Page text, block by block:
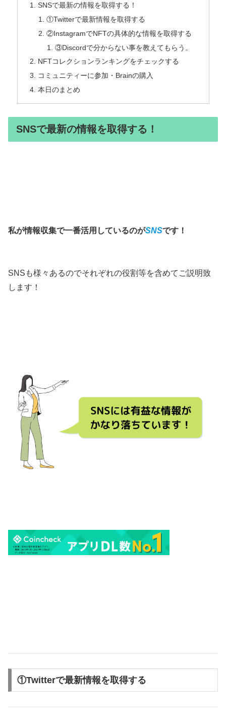
SNSで最新の情報を取得する！
①Twitterで最新情報を取得する
②InstagramでNFTの具体的な情報を取得する
③Discordで分からない事を教えてもらう。
NFTコレクションランキングをチェックする
コミュニティーに参加・Brainの購入
本日のまとめ
SNSで最新の情報を取得する！
私が情報収集で一番活用しているのがSNSです！
SNSも様々あるのでそれぞれの役割等を含めてご説明致
します！
①Twitterで最新情報を取得する